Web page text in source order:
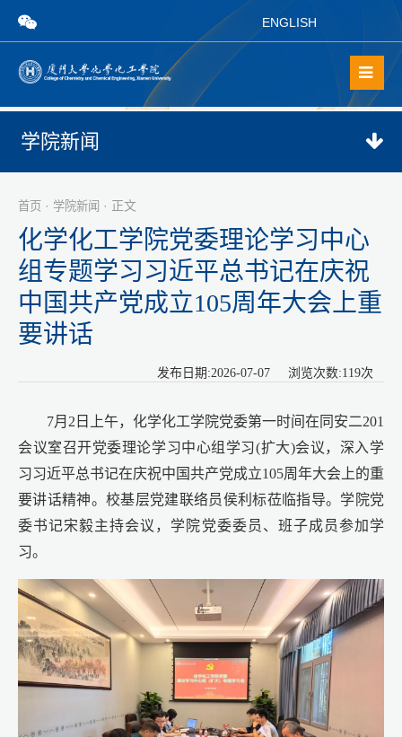
ENGLISH
学院新闻
首页 · 学院新闻 · 正文
化学化工学院党委理论学习中心
组专题学习习近平总书记在庆祝
中国共产党成立105周年大会上重
要讲话
发布日期:2026-07-07 浏览次数:119次
7月2日上午，化学化工学院党委第一时间在同安二201
会议室召开党委理论学习中心组学习(扩大)会议，深入学
习习近平总书记在庆祝中国共产党成立105周年大会上的重
要讲话精神。校基层党建联络员侯利标莅临指导。学院党
委书记宋毅主持会议，学院党委委员、班子成员参加学
习。